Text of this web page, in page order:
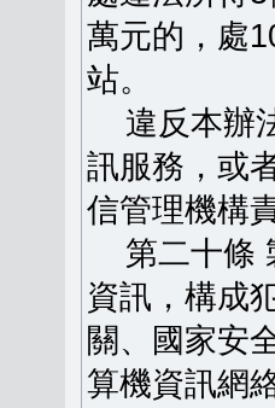
萬元的，處
站。
違反本辦
訊服務，或
信管理機構
第二十條
資訊，構成
關、國家安
算機資訊網